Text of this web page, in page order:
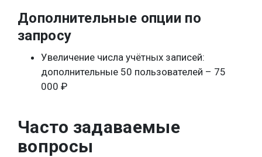
Дополнительные опции по
запросу
Увеличение числа учётных записей:
дополнительные 50 пользователей – 75
000 ₽
Часто задаваемые
вопросы